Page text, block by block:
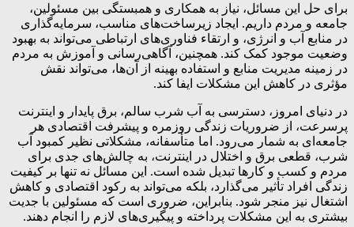
برای حل این مسائل، نیاز به همکاری و همبستگی بین مسئولین،
جامعه و مردم داریم. ایجاد زیرساخت‌های مناسب، سرمایه‌گذاری
در منابع آب و انرژی، و ارتقاء فناوری‌های ارتباطی می‌تواند به بهبود
وضعیت موجود کمک کند. همچنین، آگاهی‌رسانی و آموزش به مردم
در زمینه مدیریت منابع و استفاده بهینه از آن‌ها، می‌تواند نقش
مؤثری در کاهش این مشکلات ایفا کند.
در دنیای امروز، دسترسی به آب شرب سالم، برق پایدار و اینترنت
پرسرعت، از ضروریات زندگی روزمره و پیشرفت اقتصادی هر
جامعه‌ای به شمار می‌رود. اما متأسفانه، مشکلاتی نظیر کمبود آب
شرب، قطعی برق و اختلال در اینترنت، به چالش‌های جدی برای
مردم و کسب و کارها تبدیل شده است. این مسائل نه تنها بر کیفیت
زندگی افراد تأثیر می‌گذارد، بلکه می‌تواند به رکود اقتصادی و کاهش
اشتغال نیز منجر شود. بنابراین، ضروری است که مسئولین با جدیت
بیشتری به این مشکلات پرداخته و پیگیری‌های لازم را انجام دهند.